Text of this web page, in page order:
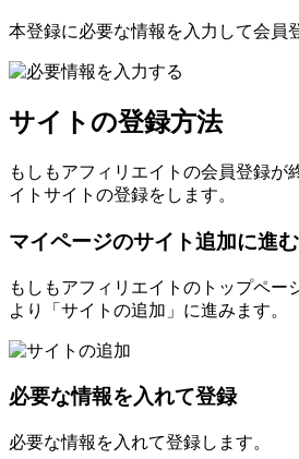
本登録に必要な情報を入力して会員
サイトの登録方法
もしもアフィリエイトの会員登録が
イトサイトの登録をします。
マイページのサイト追加に進む
もしもアフィリエイトのトップペー
より「サイトの追加」に進みます。
必要な情報を入れて登録
必要な情報を入れて登録します。